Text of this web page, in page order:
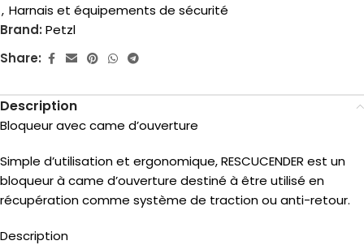
, Harnais et équipements de sécurité
Brand: Petzl
Share:
Description
Bloqueur avec came d’ouverture
Simple d’utilisation et ergonomique, RESCUCENDER est un
bloqueur à came d’ouverture destiné à être utilisé en
récupération comme système de traction ou anti-retour.
Description